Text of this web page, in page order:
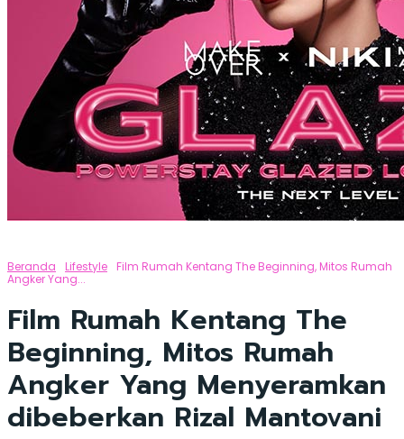
Beranda Lifestyle Film Rumah Kentang The Beginning, Mitos Rumah
Angker Yang...
Film Rumah Kentang The
Beginning, Mitos Rumah
Angker Yang Menyeramkan
dibeberkan Rizal Mantovani